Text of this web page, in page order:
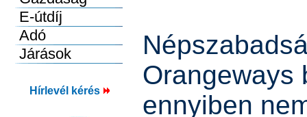
Hírlevél kérés
Orangeways
ennyiben